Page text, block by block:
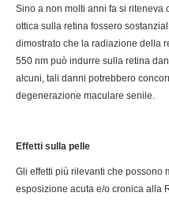
Sino a non molti anni fa si
ottica sulla retina fossero
dimostrato che la radiazione della
550 nm può indurre sulla retina
alcuni, tali danni potrebbero
degenerazione maculare senile.
Effetti sulla pelle
Gli effetti più rilevanti che possono
esposizione acuta e/o cronica alla